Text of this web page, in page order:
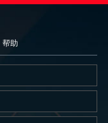
帮助